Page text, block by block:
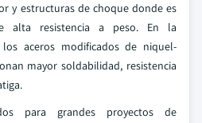
y estructuras de choque donde es
alta resistencia a peso. En la
aceros modificados de niquel-
mayor soldabilidad, resistencia
para grandes proyectos de